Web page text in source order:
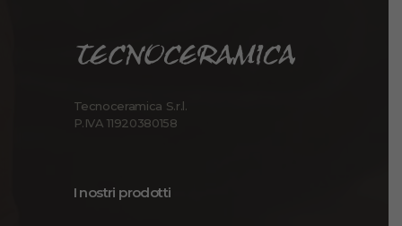
Tecnoceramica S.r.l.
P.IVA 11920380158
I nostri prodotti